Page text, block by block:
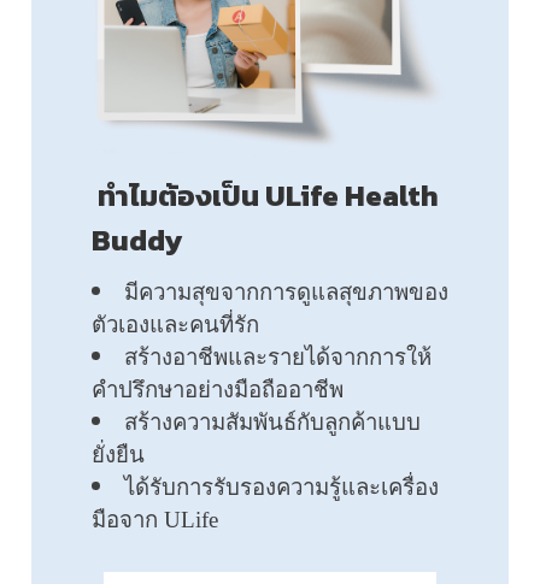
ทำไมต้องเป็น ULife Health
Buddy
มีความสุขจากการดูแลสุขภาพของ
ตัวเองและคนที่รัก
สร้างอาชีพและรายได้จากการให้
คำปรึกษาอย่างมือถืออาชีพ
สร้างความสัมพันธ์กับลูกค้าแบบ
ยั่งยืน
ได้รับการรับรองความรู้และเครื่อง
มือจาก ULife